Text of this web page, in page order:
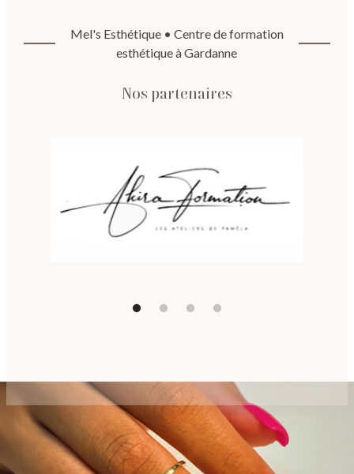
Mel's Esthétique • Centre de formation
esthétique à Gardanne
Nos partenaires